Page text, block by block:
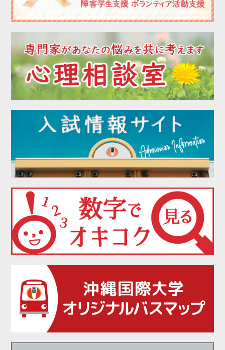
2022年09月
2022年08月
2022年06月
2022年05月
2022年04月
2022年03月
2022年02月
2022年01月
2021年11月
2021年10月
2021年09月
2021年08月
2021年07月
2021年06月
2021年05月
2021年04月
2021年02月
2021年01月
2020年12月
2020年11月